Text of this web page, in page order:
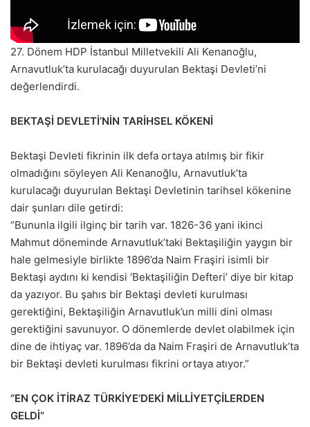
27. Dönem HDP İstanbul Milletvekili Ali Kenanoğlu,
Arnavutluk’ta kurulacağı duyurulan Bektaşi Devleti’ni
değerlendirdi.
BEKTAŞİ DEVLETİ’NİN TARİHSEL KÖKENİ
Bektaşi Devleti fikrinin ilk defa ortaya atılmış bir fikir
olmadığını söyleyen Ali Kenanoğlu, Arnavutluk’ta
kurulacağı duyurulan Bektaşi Devletinin tarihsel kökenine
dair şunları dile getirdi:
“Bununla ilgili ilginç bir tarih var. 1826-36 yani ikinci
Mahmut döneminde Arnavutluk’taki Bektaşiliğin yaygın bir
hale gelmesiyle birlikte 1896’da Naim Fraşiri isimli bir
Bektaşi aydını ki kendisi ‘Bektaşiliğin Defteri’ diye bir kitap
da yazıyor. Bu şahıs bir Bektaşi devleti kurulması
gerektiğini, Bektaşiliğin Arnavutluk’un milli dini olması
gerektiğini savunuyor. O dönemlerde devlet olabilmek için
dine de ihtiyaç var. 1896’da da Naim Fraşiri de Arnavutluk’ta
bir Bektaşi devleti kurulması fikrini ortaya atıyor.”
“EN ÇOK İTİRAZ TÜRKİYE’DEKİ MİLLİYETÇİLERDEN
GELDİ”